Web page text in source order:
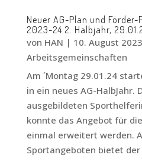
Neuer AG-Plan und
2023-24 2. Halbjahr,
von HAN | 10. August 2023
Arbeitsgemeinschaften
Am ´Montag 29.01.24
in ein neues AG-HalbJahr.
ausgebildeten
konnte das Angebot für
einmal erweitert werden.
Sportangeboten bietet